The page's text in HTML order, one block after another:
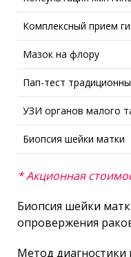
Комплексный прием
Мазок на флору
Пап-тест
УЗИ органов малого
Биопсия шейки матки
* Акционная
Биопсия шейки
опровержения
Метод диагностики